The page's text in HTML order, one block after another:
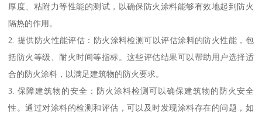
厚度、粘附力等性能的测试，以确保防火涂料能够有效地起到防火
隔热的作用。
2. 提供防火性能评估：防火涂料检测可以评估涂料的防火性能，包
括防火等级、耐火时间等指标。这些评估结果可以帮助用户选择适
合的防火涂料，以满足建筑物的防火要求。
3. 保障建筑物的安全：防火涂料检测可以确保建筑物的防火安全
性。通过对涂料的检测和评估，可以及时发现涂料存在的问题，如